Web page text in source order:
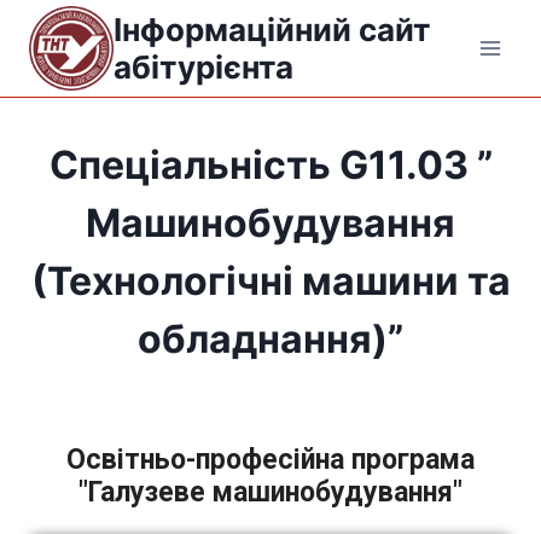
Інформаційний сайт
абітурієнта
Спеціальність G11.03 ”
Машинобудування
(Технологічні машини та
обладнання)”
Освітньо-професійна програма
"Галузеве машинобудування"